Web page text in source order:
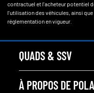
contractuel et l'acheteur potentiel
l'utilisation des véhicules, ainsi
réglementation en vigueur.
QUADS & SSV
À PROPOS DE